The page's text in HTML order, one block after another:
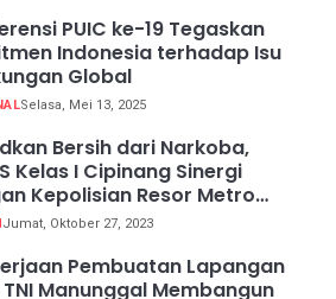
PUIC ke-19 Tegaskan
Indonesia terhadap Isu
Global
Selasa, Mei 13, 2025
Bersih dari Narkoba,
Kelas I Cipinang Sinergi
Kepolisian Resor Metro
Barat
Jumat, Oktober 27, 2023
Pembuatan Lapangan
Manunggal Membangun